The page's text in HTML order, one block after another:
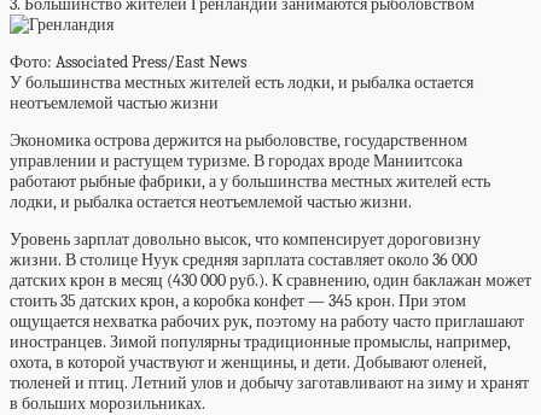
3. Большинство жителей Гренландии занимаются рыболовством
Фото: Associated Press/East News
У большинства местных жителей есть лодки, и рыбалка остается
неотъемлемой частью жизни
Экономика острова держится на рыболовстве, государственном
управлении и растущем туризме. В городах вроде Маниитсока
работают рыбные фабрики, а у большинства местных жителей есть
лодки, и рыбалка остается неотъемлемой частью жизни.
Уровень зарплат довольно высок, что компенсирует дороговизну
жизни. В столице Нуук средняя зарплата составляет около 36 000
датских крон в месяц (430 000 руб.). К сравнению, один баклажан может
стоить 35 датских крон, а коробка конфет — 345 крон. При этом
ощущается нехватка рабочих рук, поэтому на работу часто приглашают
иностранцев. Зимой популярны традиционные промыслы, например,
охота, в которой участвуют и женщины, и дети. Добывают оленей,
тюленей и птиц. Летний улов и добычу заготавливают на зиму и хранят
в больших морозильниках.